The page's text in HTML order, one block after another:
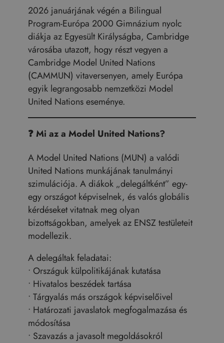
2026 januárjának végén a Bilingual
Program-Európa 2000 Gimnázium nyolc
diákja az Egyesült Királyságba, Cambridge
városába utazott, hogy részt vegyen a
Cambridge Model United Nations
(CAMMUN) vitaversenyen, amely Európa
egyik legrangosabb nemzetközi Model
United Nations eseménye.
❓Mi az a Model United Nations?
A Model United Nations (MUN) a valódi
United Nations munkájának tanulmányi
szimulációja. A diákok „delegáltként” egy-
egy országot képviselnek, és valós globális
kérdéseket vitatnak meg olyan
bizottságokban, amelyek az ENSZ testületeit
modellezik.
A delegáltak feladatai:
• Országuk külpolitikájának kutatása
• Hivatalos beszédek tartása
• Tárgyalás más országok képviselőivel
• Határozati javaslatok megfogalmazása és
módosítása
• Szavazás a javasolt megoldásokról